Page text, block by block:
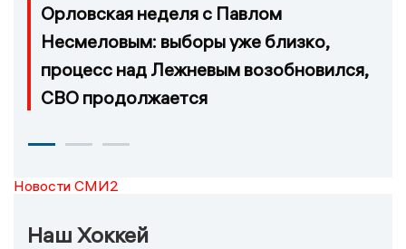
Орловская неделя с Павлом
Несмеловым: выборы уже близко,
процесс над Лежневым возобновился,
СВО продолжается
Новости СМИ2
Наш Хоккей